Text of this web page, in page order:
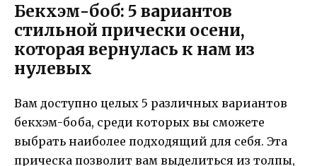
Бекхэм-боб: 5 вариантов
стильной прически осени,
которая вернулась к нам из
нулевых
Вам доступно целых 5 различных вариантов
бекхэм-боба, среди которых вы сможете
выбрать наиболее подходящий для себя. Эта
прическа позволит вам выделиться из толпы,